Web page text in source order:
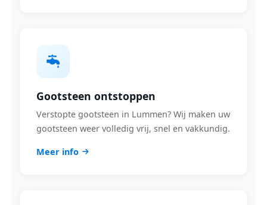
Gootsteen ontstoppen
Verstopte gootsteen in Lummen? Wij maken uw
gootsteen weer volledig vrij, snel en vakkundig.
Meer info